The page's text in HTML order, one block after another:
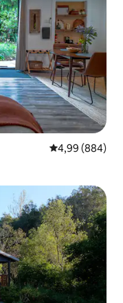
Gemiddelde
4,99 (884)